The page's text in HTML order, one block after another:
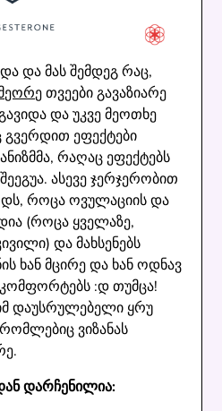
და მას შემდეგ რაც,
თვეები გავაზიარე
და უკვე მეოთხე
გვერდით ეფექტები
რაღაც ეფექტებს
ასევე ჯერჯერობით
როცა ოვულაციის და
(როცა ყველაზე,
და მახსენებს
ხან მცირე და ხან ოდნავ
:დ თუმცა!
დაუსრულებელი ყრუ
ვიზანას
დარჩენილია: